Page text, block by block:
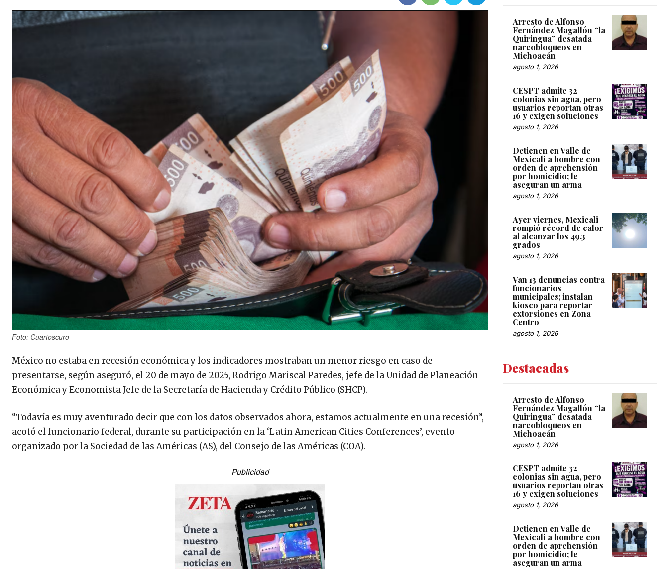
Foto: Cuartoscuro
México no estaba en recesión económica y los indicadores mostraban un menor riesgo en caso de
presentarse, según aseguró, el 20 de mayo de 2025, Rodrigo Mariscal Paredes, jefe de la Unidad de Planeación
Económica y Economista Jefe de la Secretaría de Hacienda y Crédito Público (SHCP).
“Todavía es muy aventurado decir que con los datos observados ahora, estamos actualmente en una recesión”,
acotó el funcionario federal, durante su participación en la ‘Latin American Cities Conferences’, evento
organizado por la Sociedad de las Américas (AS), del Consejo de las Américas (COA).
Publicidad
Arresto de Alfonso
Fernández Magallón “la
Quiringua” desatada
narcobloqueos en
Michoacán
agosto 1, 2026
CESPT admite 32
colonias sin agua, pero
usuarios reportan otras
16 y exigen soluciones
agosto 1, 2026
Detienen en Valle de
Mexicali a hombre con
orden de aprehensión
por homicidio; le
aseguran un arma
agosto 1, 2026
Ayer viernes, Mexicali
rompió récord de calor
al alcanzar los 49.3
grados
agosto 1, 2026
Van 13 denuncias contra
funcionarios
municipales; instalan
kiosco para reportar
extorsiones en Zona
Centro
agosto 1, 2026
Destacadas
Arresto de Alfonso
Fernández Magallón “la
Quiringua” desatada
narcobloqueos en
Michoacán
agosto 1, 2026
CESPT admite 32
colonias sin agua, pero
usuarios reportan otras
16 y exigen soluciones
agosto 1, 2026
Detienen en Valle de
Mexicali a hombre con
orden de aprehensión
por homicidio; le
aseguran un arma